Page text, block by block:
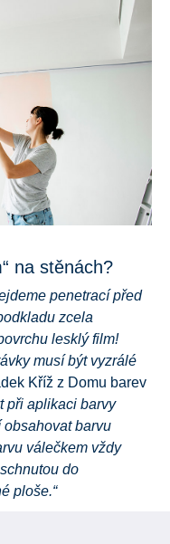
na stěnách?
penetrací před
zcela
lesklý film!
musí být vyzrálé
Kříž z Domu barev
při aplikaci barvy
obsahovat barvu
válečkem vždy
do
ploše.“